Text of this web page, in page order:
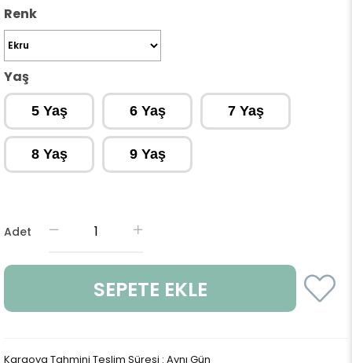
Renk
Yaş
5 Yaş 6 Yaş 7 Yaş
8 Yaş 9 Yaş
Adet
Kargoya Tahmini Teslim Süresi : Aynı Gün